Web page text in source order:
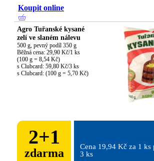
Koupit online
Agro Tuřanské kysané
zelí ve slaném nálevu
500 g, pevný podíl 350 g
Běžná cena: 29,90 Kč/1 ks
(100 g = 8,54 Kč)
s Clubcard: 59,80 Kč/3 ks
s Clubcard: (100 g = 5,70 Kč)
2+1
zdarma
Cena 19,94 Kč za 1
3 ks